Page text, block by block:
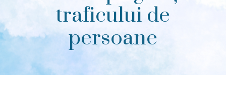
traficului de
persoane